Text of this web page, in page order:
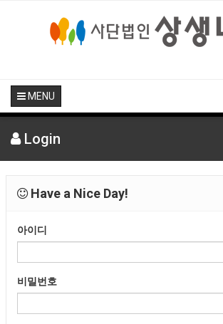
MENU
Login
Have a Nice Day!
아이디
비밀번호